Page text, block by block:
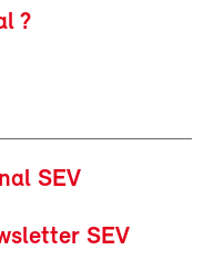
?
SEV
SEV